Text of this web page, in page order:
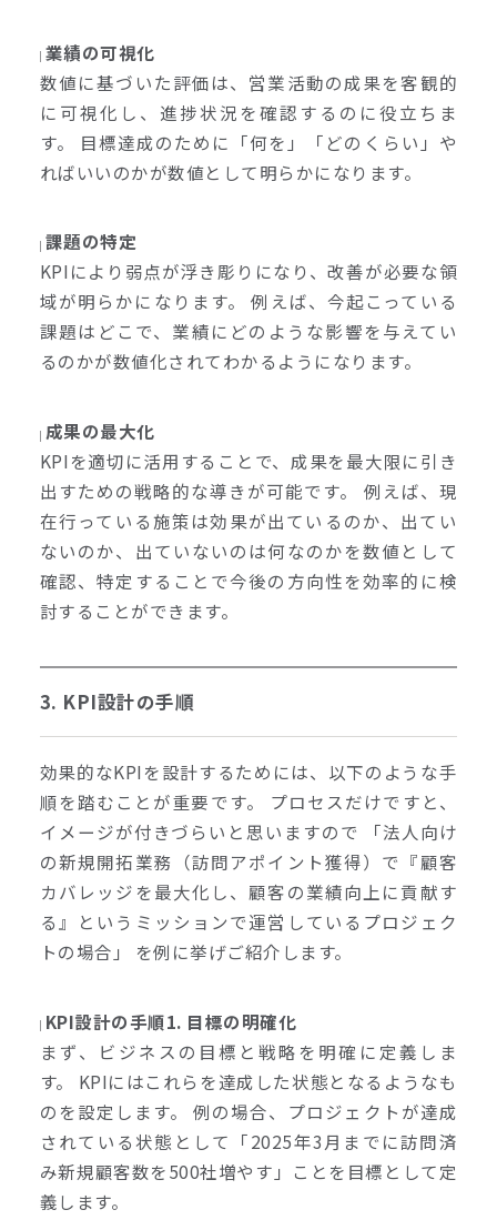
業績の可視化
数値に基づいた評価は、営業活動の成果を客観的
に可視化し、進捗状況を確認するのに役立ちま
す。 目標達成のために「何を」「どのくらい」や
ればいいのかが数値として明らかになります。
課題の特定
KPIにより弱点が浮き彫りになり、改善が必要な領
域が明らかになります。 例えば、今起こっている
課題はどこで、業績にどのような影響を与えてい
るのかが数値化されてわかるようになります。
成果の最大化
KPIを適切に活用することで、成果を最大限に引き
出すための戦略的な導きが可能です。 例えば、現
在行っている施策は効果が出ているのか、出てい
ないのか、出ていないのは何なのかを数値として
確認、特定することで今後の方向性を効率的に検
討することができます。
3. KPI設計の手順
効果的なKPIを設計するためには、以下のような手
順を踏むことが重要です。 プロセスだけですと、
イメージが付きづらいと思いますので 「法人向け
の新規開拓業務（訪問アポイント獲得）で『顧客
カバレッジを最大化し、顧客の業績向上に貢献す
る』というミッションで運営しているプロジェク
トの場合」 を例に挙げご紹介します。
KPI設計の手順1. 目標の明確化
まず、ビジネスの目標と戦略を明確に定義しま
す。 KPIにはこれらを達成した状態となるようなも
のを設定します。 例の場合、プロジェクトが達成
されている状態として「2025年3月までに訪問済
み新規顧客数を500社増やす」ことを目標として定
義します。